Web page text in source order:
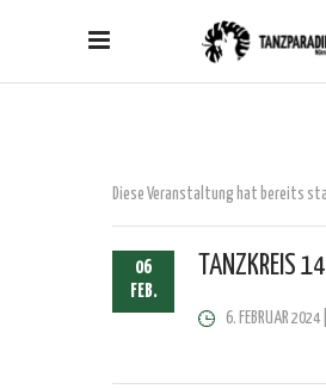
Diese Veranstaltung hat bereits
06
FEB.
TANZKREIS 14
6. FEBRUAR